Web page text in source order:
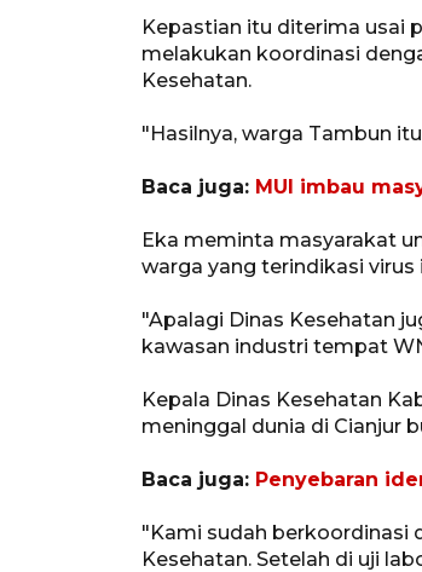
Kepastian itu diterima usai
melakukan koordinasi
Kesehatan.
"Hasilnya, warga Tambun
Baca juga: MUI imbau
Eka meminta masyarakat
warga yang terindikasi virus
"Apalagi Dinas Kesehatan
kawasan industri tempat
Kepala Dinas Kesehatan
meninggal dunia di Cianjur
Baca juga: Penyebaran
"Kami sudah berkoordinasi
Kesehatan. Setelah di uji